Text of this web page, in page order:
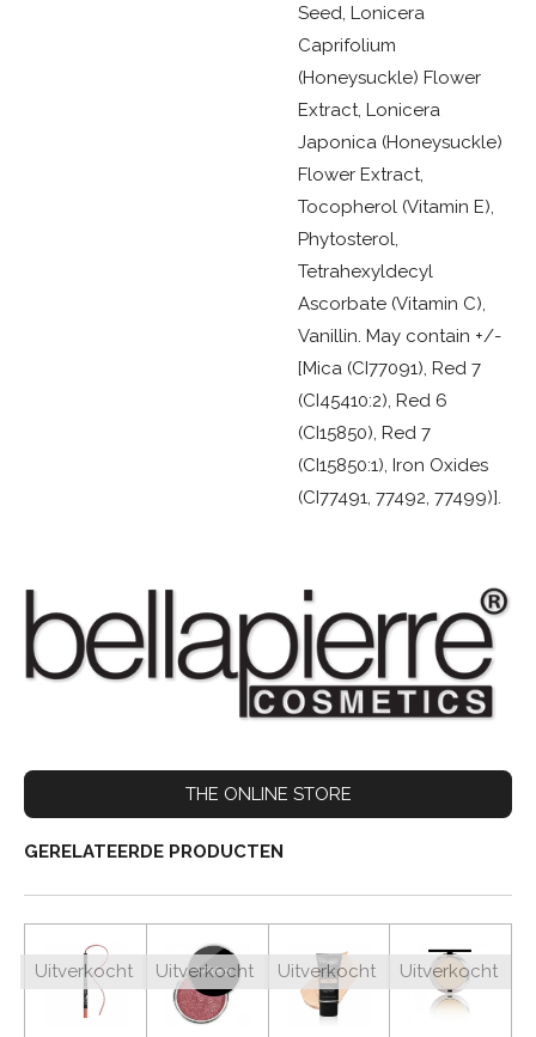
Seed, Lonicera
Caprifolium
(Honeysuckle) Flower
Extract, Lonicera
Japonica (Honeysuckle)
Flower Extract,
Tocopherol (Vitamin E),
Phytosterol,
Tetrahexyldecyl
Ascorbate (Vitamin C),
Vanillin. May contain +/-
[Mica (CI77091), Red 7
(CI45410:2), Red 6
(CI15850), Red 7
(CI15850:1), Iron Oxides
(CI77491, 77492, 77499)].
THE ONLINE STORE
GERELATEERDE PRODUCTEN
Uitverkocht Uitverkocht Uitverkocht Uitverkocht